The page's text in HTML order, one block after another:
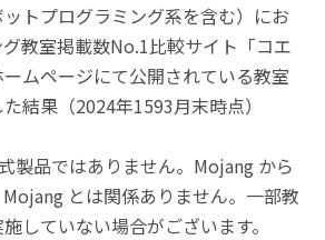
トプログラミング系を含む）にお
教室掲載数No.1比較サイト「コエ
ムページにて公開されている教室
結果（2024年1593月末時点）
製品ではありません。Mojang から
とは関係ありません。一部教
していない場合がございます。